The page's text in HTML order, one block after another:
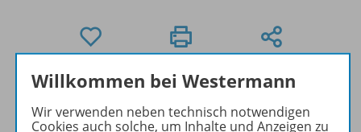
Erhältlich in derSchulbuchaktion
zum
Preis von 20,51 €
Willkommen bei Westermann
Wir verwenden neben technisch notwendigen
Cookies auch solche, um Inhalte und Anzeigen zu